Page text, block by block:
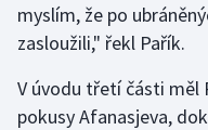
myslím, že po
zasloužili," řekl Pařík.
V úvodu třetí části měl
pokusy Afanasjeva,